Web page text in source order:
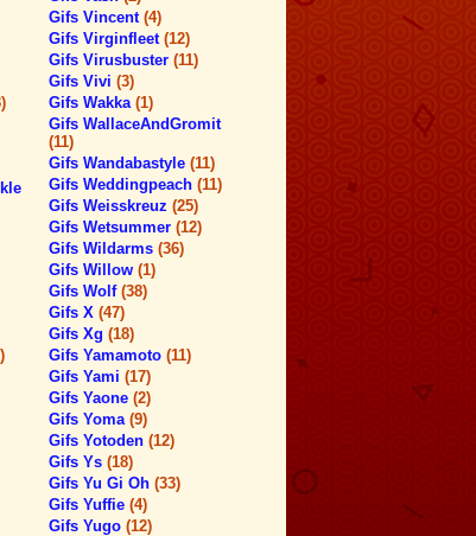
Gifs Vincent (4)
Gifs Virginfleet (12)
Gifs Virusbuster (11)
Gifs Vivi (3)
Gifs Wakka (1)
Gifs WallaceAndGromit
(11)
Gifs Wandabastyle (11)
Gifs Weddingpeach (11)
Gifs Weisskreuz (25)
Gifs Wetsummer (12)
Gifs Wildarms (36)
Gifs Willow (1)
Gifs Wolf (38)
Gifs X (47)
Gifs Xg (18)
Gifs Yamamoto (11)
Gifs Yami (17)
Gifs Yaone (2)
Gifs Yoma (9)
Gifs Yotoden (12)
Gifs Ys (18)
Gifs Yu Gi Oh (33)
Gifs Yuffie (4)
Gifs Yugo (12)